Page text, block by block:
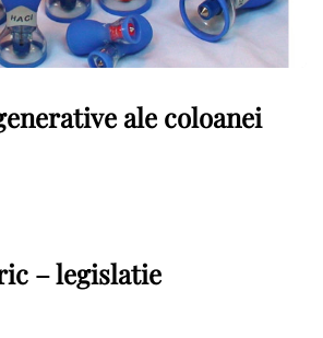
ale coloanei
– legislatie